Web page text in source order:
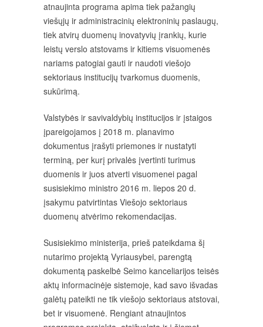
atnaujinta programa apima tiek pažangių
viešųjų ir administracinių elektroninių paslaugų,
tiek atvirų duomenų inovatyvių įrankių, kurie
leistų verslo atstovams ir kitiems visuomenės
nariams patogiai gauti ir naudoti viešojo
sektoriaus institucijų tvarkomus duomenis,
sukūrimą.
Valstybės ir savivaldybių institucijos ir įstaigos
įpareigojamos į 2018 m. planavimo
dokumentus įrašyti priemones ir nustatyti
terminą, per kurį privalės įvertinti turimus
duomenis ir juos atverti visuomenei pagal
susisiekimo ministro 2016 m. liepos 20 d.
įsakymu patvirtintas Viešojo sektoriaus
duomenų atvėrimo rekomendacijas.
Susisiekimo ministerija, prieš pateikdama šį
nutarimo projektą Vyriausybei, parengtą
dokumentą paskelbė Seimo kanceliarijos teisės
aktų informacinėje sistemoje, kad savo išvadas
galėtų pateikti ne tik viešojo sektoriaus atstovai,
bet ir visuomenė. Rengiant atnaujintos